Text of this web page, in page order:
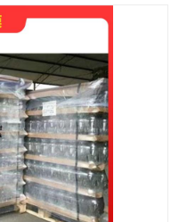
维打包带
气袋
绕膜
盘裹包网兜